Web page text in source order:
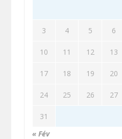
3 4 5 6
10 11 12 13
17 18 19 20
24 25 26 27
31
« Fév